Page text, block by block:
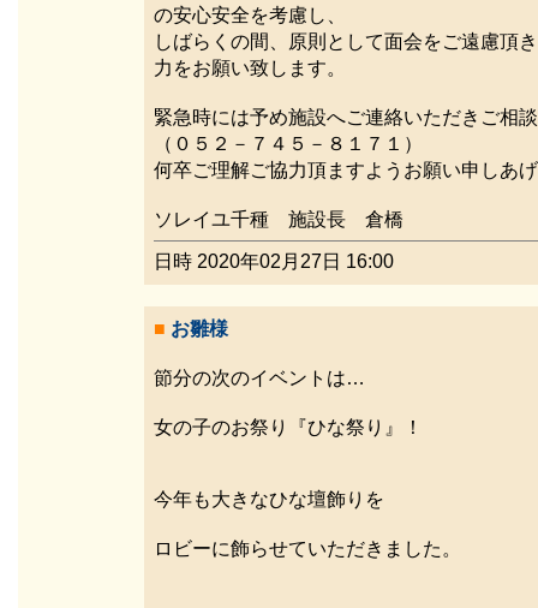
の安心安全を考慮し、
しばらくの間、原則として面会をご遠慮頂
力をお願い致します。
緊急時には予め施設へご連絡いただきご相
（０５２－７４５－８１７１）
何卒ご理解ご協力頂ますようお願い申しあ
ソレイユ千種 施設長 倉橋
日時 2020年02月27日 16:00
■ お雛様
節分の次のイベントは…
女の子のお祭り『ひな祭り』！
今年も大きなひな壇飾りを
ロビーに飾らせていただきました。